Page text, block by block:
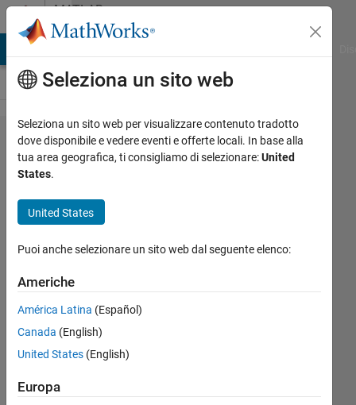
Vai al contenutoMATLAB
Answers
Display
name
with max
a while
loop.
Lauren
16 Ott
2017
1
Seleziona un sito web
Seleziona un sito web per visualizzare contenuto tradotto
dove disponibile e vedere eventi e offerte locali. In base alla
tua area geografica, ti consigliamo di selezionare:United
States.
United States
Puoi anche selezionare un sito web dal seguente elenco:
Americhe
América Latina (Español)
Canada (English)
United States (English)
Europa